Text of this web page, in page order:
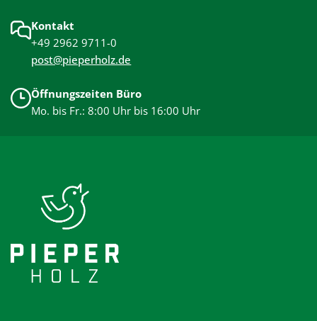
Kontakt
+49 2962 9711-0
post@pieperholz.de
Öffnungszeiten Büro
Mo. bis Fr.: 8:00 Uhr bis 16:00 Uhr